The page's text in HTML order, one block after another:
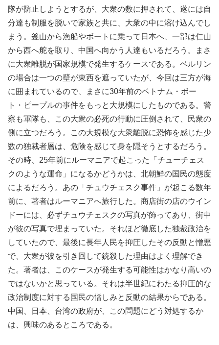
隊が防止しようとするが、大衆の数に押されて、遂には自
分達も制服を脱いで家族と共に、大衆の中に溶け込んでし
まう。釜山から漁船やボートに乗って日本へ、一部は仁山
から西へ舵を取り、中国へ向かう人達もいるだろう。まさ
に大衆離脱が国家規模で発生するケースである。ベルリン
の場合は一つの壁が東西を遮っていたが、今回は三方が海
に囲まれているので、まさに30年前のベトナム・ボー
ト・ピープルの事件をもっと大規模にしたものである。警
察も軍隊も、この大衆の必死の行動に圧倒されて、民衆の
側に立つだろう。この大規模な大衆離脱に恐怖を感じた少
数の独裁者層は、危険を感じて身を隠そうとするだろう。
その時、25年前にルーマニアで起こった「チューチェス
クのような運命」になるかどうかは、北朝鮮の国民の態度
によるだろう。あの「チュウチェスク事件」が起こる数年
前に、著者はルーマニアへ旅行した。商店街の店のウイン
ドーには、必ずチュウチェスクの写真が飾ってあり、街中
が彼の写真で埋まっていた。それほど徹底した独裁政治を
していたので、最後に長年人民を抑圧したその反動と憎悪
で、大衆が彼を引き回して銃殺した理由はよく理解でき
た。著者は、このケースが発生する可能性はかなり高いの
ではないかと思っている。それは半世紀にわたる抑圧的な
政治制度に対する国民の憎しみと反動の結果からである。
中国、日本、台湾の政府が、この問題にどう対処するか
は、興味のあるところである。